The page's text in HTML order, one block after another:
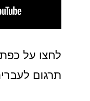
לחצו על
תרגום